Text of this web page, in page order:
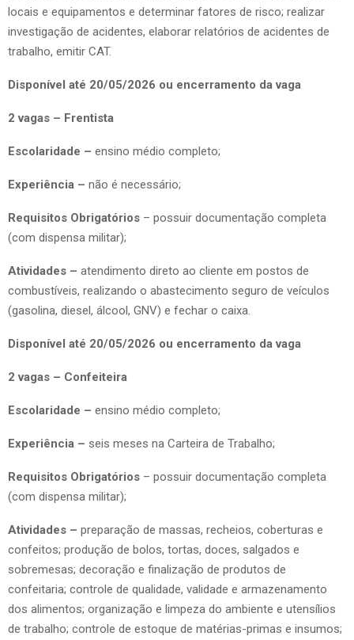
locais e equipamentos e determinar fatores de risco; realizar
investigação de acidentes, elaborar relatórios de acidentes de
trabalho, emitir CAT.
Disponível até 20/05/2026 ou encerramento da vaga
2 vagas – Frentista
Escolaridade – ensino médio completo;
Experiência – não é necessário;
Requisitos Obrigatórios – possuir documentação completa
(com dispensa militar);
Atividades – atendimento direto ao cliente em postos de
combustíveis, realizando o abastecimento seguro de veículos
(gasolina, diesel, álcool, GNV) e fechar o caixa.
Disponível até 20/05/2026 ou encerramento da vaga
2 vagas – Confeiteira
Escolaridade – ensino médio completo;
Experiência – seis meses na Carteira de Trabalho;
Requisitos Obrigatórios – possuir documentação completa
(com dispensa militar);
Atividades – preparação de massas, recheios, coberturas e
confeitos; produção de bolos, tortas, doces, salgados e
sobremesas; decoração e finalização de produtos de
confeitaria; controle de qualidade, validade e armazenamento
dos alimentos; organização e limpeza do ambiente e utensílios
de trabalho; controle de estoque de matérias-primas e insumos;